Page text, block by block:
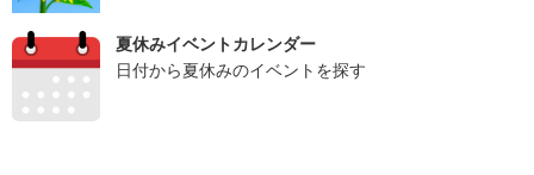
夏休みイベントカレンダー
日付から夏休みのイベントを探す